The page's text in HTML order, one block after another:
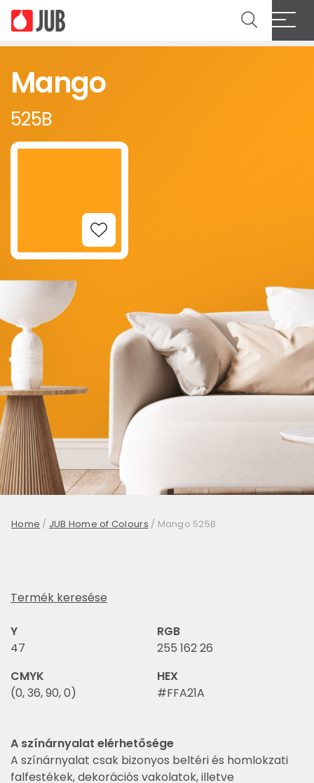
Mango
525B
Add to Wishlist
Home / JUB Home of Colours / Mango 525B
Termék keresése
Y
47
RGB
255 162 26
CMYK
(0, 36, 90, 0)
HEX
#FFA21A
A színárnyalat elérhetősége
A színárnyalat csak bizonyos beltéri és homlokzati
falfestékek, dekorációs vakolatok, illetve